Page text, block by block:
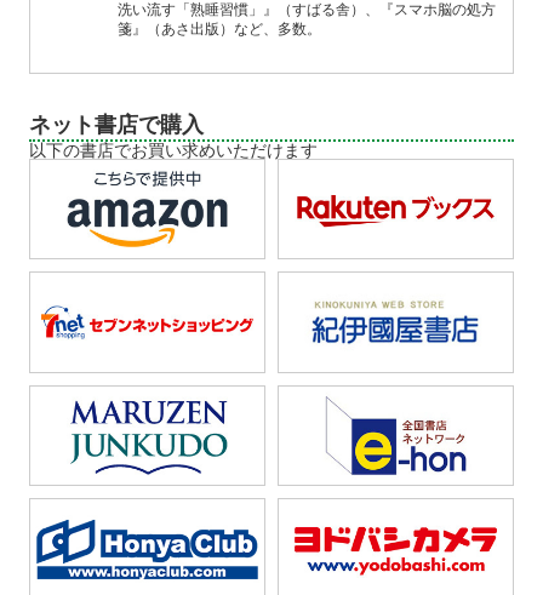
洗い流す「熟睡習慣」』（すばる舎）、『スマホ脳の処方
箋』（あさ出版）など、多数。
ネット書店で購入
以下の書店でお買い求めいただけます